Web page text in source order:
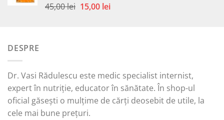
45,00 lei.
Evaluat la
45,00lei Prețul
15,00 leiPrețul
DESPRE
Dr. Vasi Rădulescu este medic specialist internist,
expert în nutriție, educator în sănătate. În shop-ul
oficial găsești o mulțime de cărți deosebit de utile, la
cele mai bune prețuri.